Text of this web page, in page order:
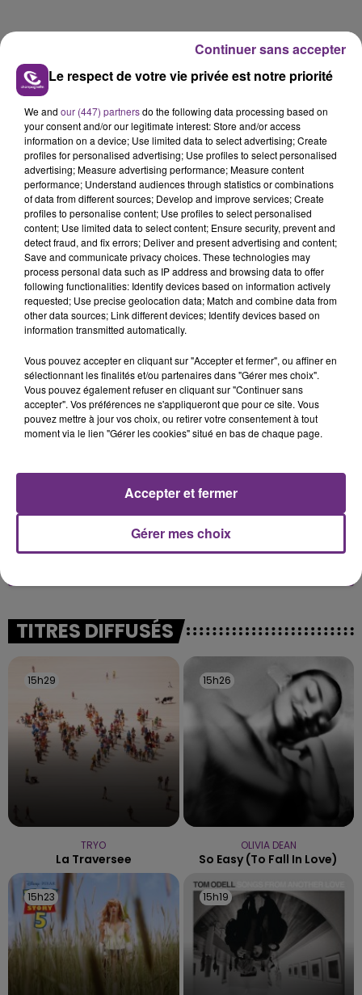
FIL D'ACTUS
L'INSPECTION DU TRAVAIL RAPPELLE À
L'ORDRE SUR LES CONDITIONS DE...
Alors que les dates de début des vendange 2026
s'est avéré être plus précoce que prévu,
l'inspection du Travail en profite pour rappeler
les conditions de...
UN FEU DE REMORQUE BLOQUE LA
CIRCULATION DANS LES ARDENNES
TITRES DIFFUSÉS
15h29
15h29
TRYO
La Traversee
15h26
15h26
OLIVIA DEAN
So Easy (to Fall In Love)
15h23
15h23 15h19
15h19
Le respect de votre vie privée est notre priorité
We and our (447) partnersdo the following data processing based on
your consent and/or our legitimate interest: Store and/or access
information on a device; Use limited data to select advertising; Create
profiles for personalised advertising; Use profiles to select personalised
advertising; Measure advertising performance; Measure content
performance; Understand audiences through statistics or combinations
of data from different sources; Develop and improve services; Create
profiles to personalise content; Use profiles to select personalised
content; Use limited data to select content; Ensure security, prevent and
detect fraud, and fix errors; Deliver and present advertising and content;
Save and communicate privacy choices. These technologies may
process personal data such as IP address and browsing data to offer
following functionalities: Identify devices based on information actively
requested; Use precise geolocation data; Match and combine data from
other data sources; Link different devices; Identify devices based on
information transmitted automatically.
Vous pouvez accepter en cliquant sur "Accepter et fermer", ou affiner en
sélectionnant les finalités et/ou partenaires dans "Gérer mes choix".
Vous pouvez également refuser en cliquant sur "Continuer sans
accepter". Vos préférences ne s'appliqueront que pour ce site. Vous
pouvez mettre à jour vos choix, ou retirer votre consentement à tout
moment via le lien "Gérer les cookies" situé en bas de chaque page.
Gérer mes choix
Accepter et fermer
Continuer sans accepter